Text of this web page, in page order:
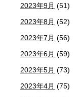
2023年9月 (51)
2023年8月 (52)
2023年7月 (56)
2023年6月 (59)
2023年5月 (73)
2023年4月 (75)